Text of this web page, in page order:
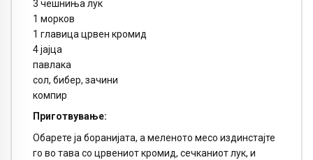
3 чешниња лук
1 морков
1 главица црвен кромид
4 јајца
павлака
сол, бибер, зачини
компир
Приготвување:
Обарете ја боранијата, а меленото месо издинстајте
го во тава со црвениот кромид, сечканиот лук, и